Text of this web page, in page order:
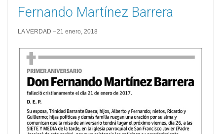
Fernando Martínez Barrera
LA VERDAD 21 enero, 2018